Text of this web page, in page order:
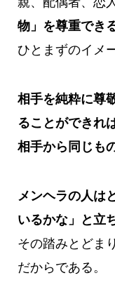
物」を尊重でき
ひとまずのイメ
相手を純粋に尊
ることができれ
相手から同じも
メンヘラの人は
いるかな」と立
その踏みとどま
だからである。